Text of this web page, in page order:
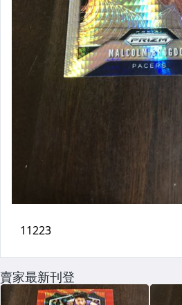
賣家最新刊登